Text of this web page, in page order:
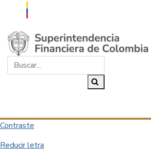
Saltar al contenido principal
Contraste
Reducir letra